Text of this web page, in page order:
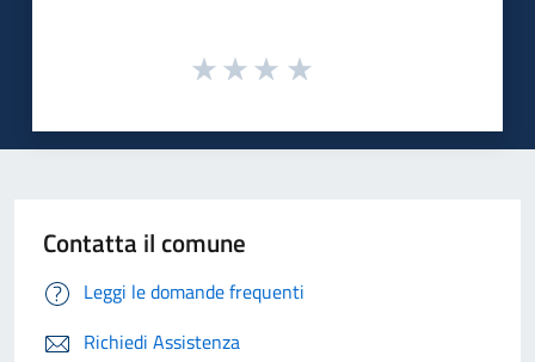
Contatta il comune
Leggi le domande frequenti
Richiedi Assistenza